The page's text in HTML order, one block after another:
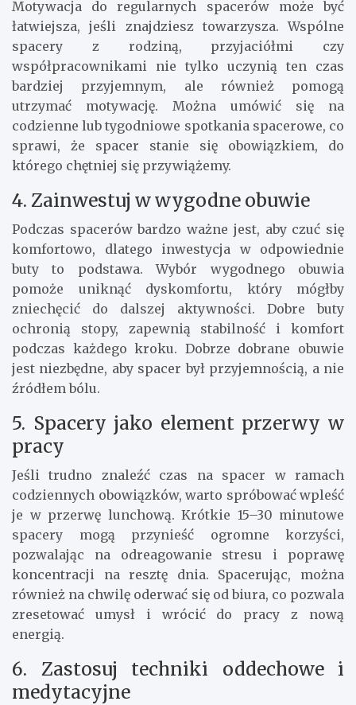
Motywacja do regularnych spacerów może być
łatwiejsza, jeśli znajdziesz towarzysza. Wspólne
spacery z rodziną, przyjaciółmi czy
współpracownikami nie tylko uczynią ten czas
bardziej przyjemnym, ale również pomogą
utrzymać motywację. Można umówić się na
codzienne lub tygodniowe spotkania spacerowe, co
sprawi, że spacer stanie się obowiązkiem, do
którego chętniej się przywiążemy.
4. Zainwestuj w wygodne obuwie
Podczas spacerów bardzo ważne jest, aby czuć się
komfortowo, dlatego inwestycja w odpowiednie
buty to podstawa. Wybór wygodnego obuwia
pomoże uniknąć dyskomfortu, który mógłby
zniechęcić do dalszej aktywności. Dobre buty
ochronią stopy, zapewnią stabilność i komfort
podczas każdego kroku. Dobrze dobrane obuwie
jest niezbędne, aby spacer był przyjemnością, a nie
źródłem bólu.
5. Spacery jako element przerwy w
pracy
Jeśli trudno znaleźć czas na spacer w ramach
codziennych obowiązków, warto spróbować wpleść
je w przerwę lunchową. Krótkie 15–30 minutowe
spacery mogą przynieść ogromne korzyści,
pozwalając na odreagowanie stresu i poprawę
koncentracji na resztę dnia. Spacerując, można
również na chwilę oderwać się od biura, co pozwala
zresetować umysł i wrócić do pracy z nową
energią.
6. Zastosuj techniki oddechowe i
medytacyjne